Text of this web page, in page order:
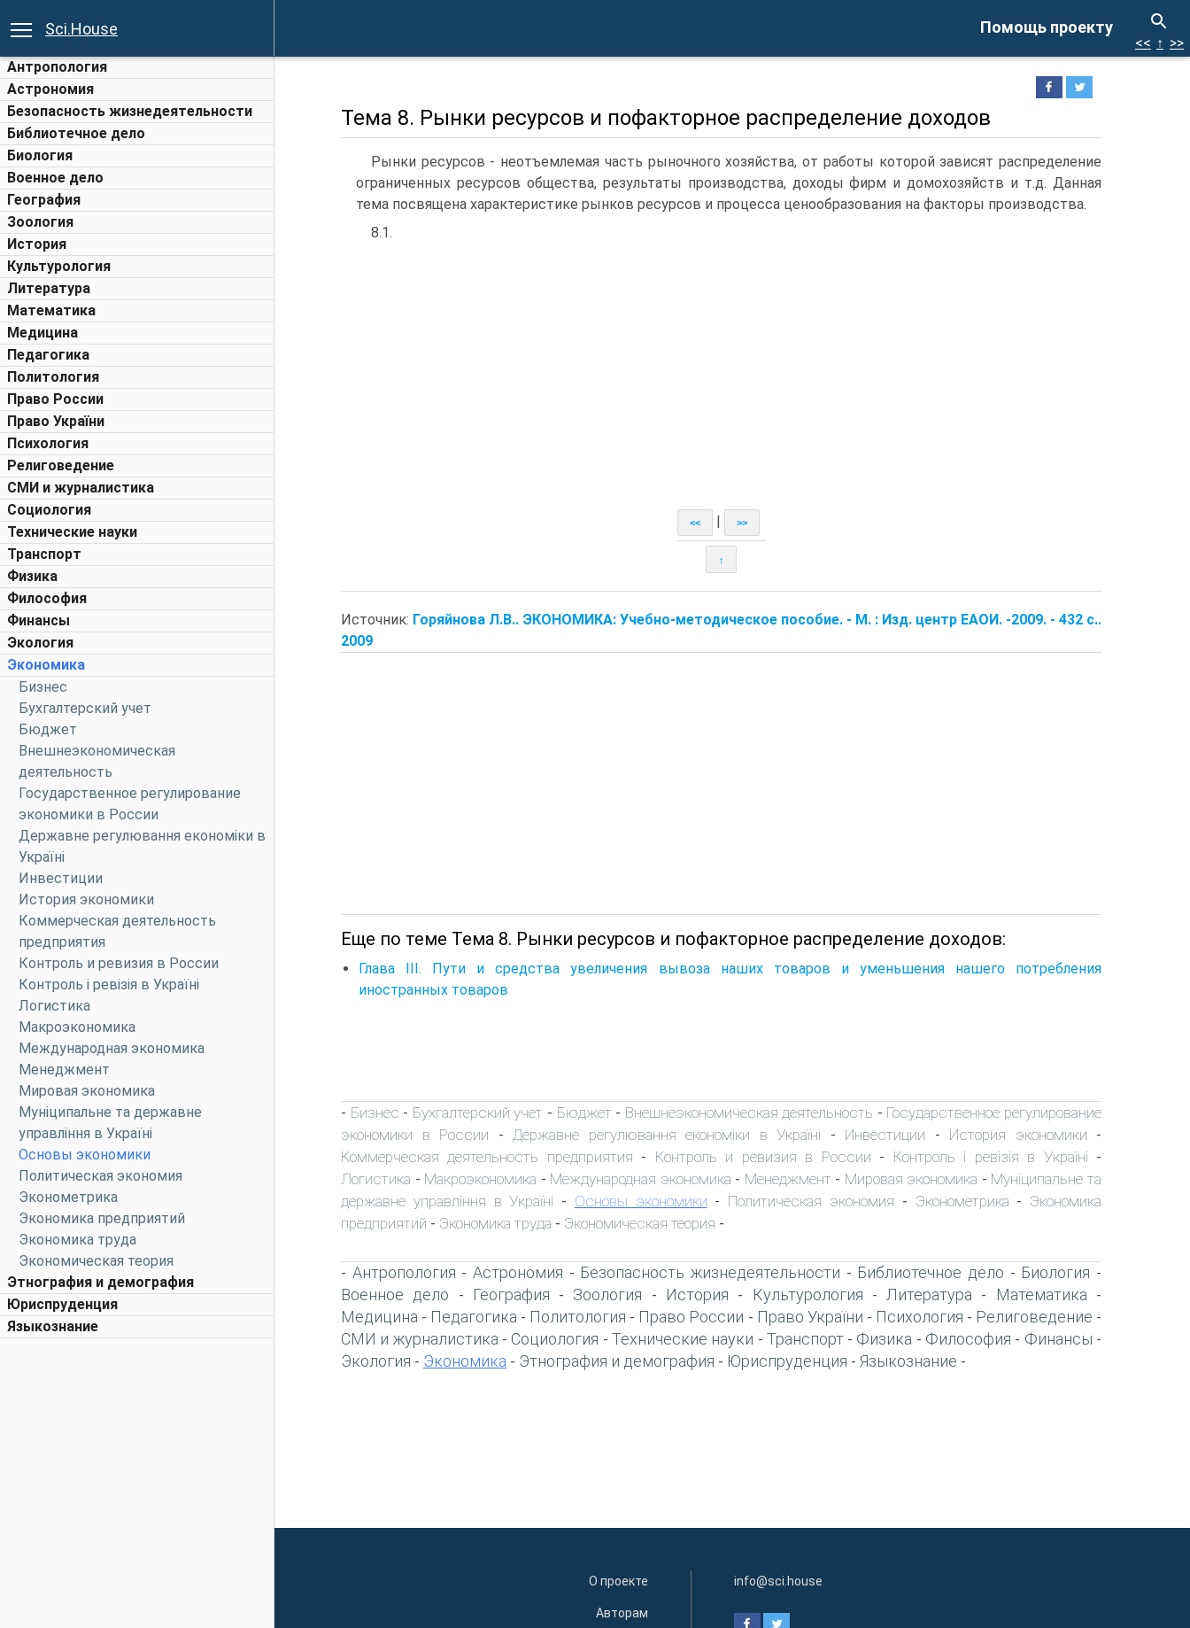
Помощь проекту
Sci.House
Антропология
Астрономия
Безопасность жизнедеятельности
Библиотечное дело
Биология
Военное дело
География
Зоология
История
Культурология
Литература
Математика
Медицина
Педагогика
Политология
Право России
Право України
Психология
Религоведение
СМИ и журналистика
Социология
Технические науки
Транспорт
Физика
Философия
Финансы
Экология
Экономика
Бизнес
Бухгалтерский учет
Бюджет
Внешнеэкономическая
деятельность
Государственное регулирование
экономики в России
Державне регулювання економіки в
Україні
Инвестиции
История экономики
Коммерческая деятельность
предприятия
Контроль и ревизия в России
Контроль і ревізія в Україні
Логистика
Макроэкономика
Международная экономика
Менеджмент
Мировая экономика
Муніципальне та державне
управління в Україні
Основы экономики
Политическая экономия
Эконометрика
Экономика предприятий
Экономика труда
Экономическая теория
Этнография и демография
Юриспруденция
Языкознание
<< ↑ >>
Тема 8. Рынки ресурсов и пофакторное распределение доходов
Рынки ресурсов - неотъемлемая часть рыночного хозяйства, от работы которой зависят распределение
ограниченных ресурсов общества, результаты производства, доходы фирм и домохозяйств и т.д. Данная
тема посвящена характеристике рынков ресурсов и процесса ценообразования на факторы производства.
8.1.
<< >>
↑
Источник: Горяйнова Л.В.. ЭКОНОМИКА: Учебно-методическое пособие. - М. : Изд. центр ЕАОИ. -2009. - 432 с..
2009
Еще по теме Тема 8. Рынки ресурсов и пофакторное распределение доходов:
Глава III. Пути и средства увеличения вывоза наших товаров и уменьшения нашего потребления
иностранных товаров
- Бизнес - Бухгалтерский учет - Бюджет - Внешнеэкономическая деятельность - Государственное регулирование
экономики в России - Державне регулювання економіки в Україні - Инвестиции - История экономики -
Коммерческая деятельность предприятия - Контроль и ревизия в России - Контроль і ревізія в Україні -
Логистика - Макроэкономика - Международная экономика - Менеджмент - Мировая экономика - Муніципальне та
державне управління в Україні - Основы экономики - Политическая экономия - Эконометрика - Экономика
предприятий - Экономика труда - Экономическая теория -
- Антропология -Астрономия - Безопасность жизнедеятельности - Библиотечное дело - Биология -
Военное дело - География - Зоология - История - Культурология - Литература - Математика -
Медицина - Педагогика - Политология - Право России - Право України - Психология - Религоведение -
СМИ и журналистика - Социология - Технические науки - Транспорт- Физика - Философия - Финансы -
Экология - Экономика - Этнография и демография - Юриспруденция - Языкознание -
О проекте
Авторам
info@sci.house